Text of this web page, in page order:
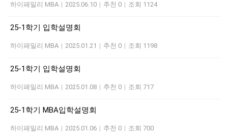
하이패밀리 MBA | 2025.06.10 | 추천 0 | 조회 1124
25-1학기 입학설명회
하이패밀리 MBA | 2025.01.21 | 추천 0 | 조회 1198
25-1학기 입학설명회
하이패밀리 MBA | 2025.01.08 | 추천 0 | 조회 717
25-1학기 MBA입학설명회
하이패밀리 MBA | 2025.01.06 | 추천 0 | 조회 700